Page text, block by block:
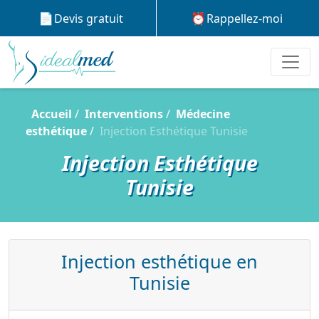
Devis gratuit Rappellez-moi
Accueil Interventions
Médecine
esthétique
Injection Esthétique Tunisie
Injection Esthétique
Tunisie
Injection esthétique en
Tunisie